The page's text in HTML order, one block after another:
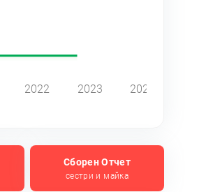
2022 2023 2024
Сборен Отчет
сестри и майка